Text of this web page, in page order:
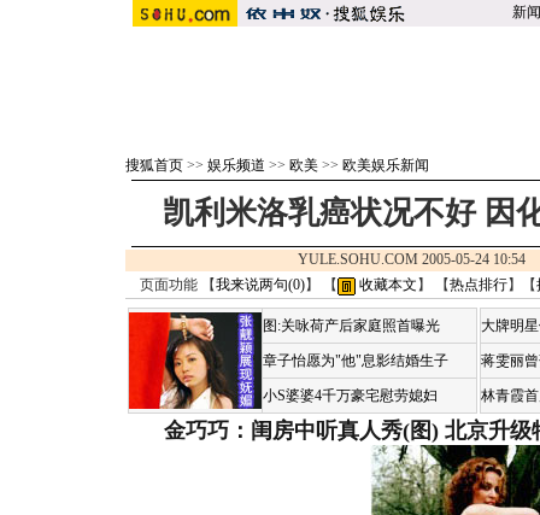
新闻
搜狐首页>> 娱乐频道 >> 欧美>> 欧美娱乐新闻
凯利米洛乳癌状况不好 因
YULE.SOHU.COM 2005-05-24
页面功能 【我来说两句(0)】 【 收藏本文 】 【热点排行】【
图:关咏荷产后家庭照首曝光
章子怡愿为"他"息影结婚生子
小S婆婆4千万豪宅慰劳媳妇
大牌明
蒋雯丽
林青霞
金巧巧：闺房中听真人秀(图) 北京升级